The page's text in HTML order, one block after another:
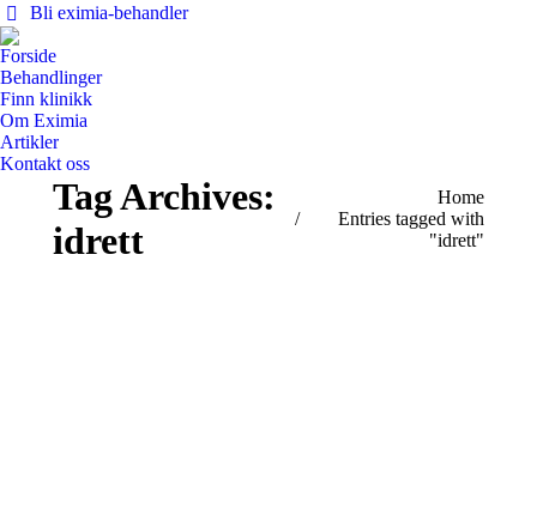
Bli eximia-behandler
Forside
Behandlinger
Finn klinikk
Om Eximia
Artikler
Kontakt oss
Tag Archives:
idrett
Home
Entries tagged with
"idrett"